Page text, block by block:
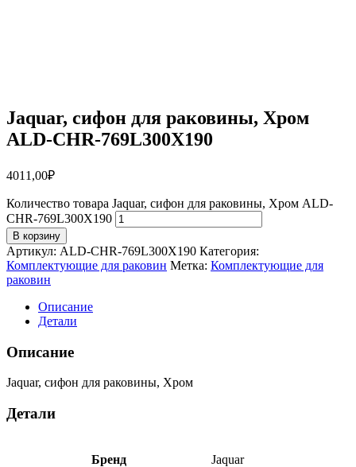
Jaquar, сифон для раковины, Хром
ALD-CHR-769L300X190
4011,00₽
Количество товара Jaquar, сифон для раковины, Хром ALD-
CHR-769L300X190
В корзину
Артикул: ALD-CHR-769L300X190 Категория:
Комплектующие для раковин Метка: Комплектующие для
раковин
Описание
Детали
Описание
Jaquar, сифон для раковины, Хром
Детали
Бренд Jaquar